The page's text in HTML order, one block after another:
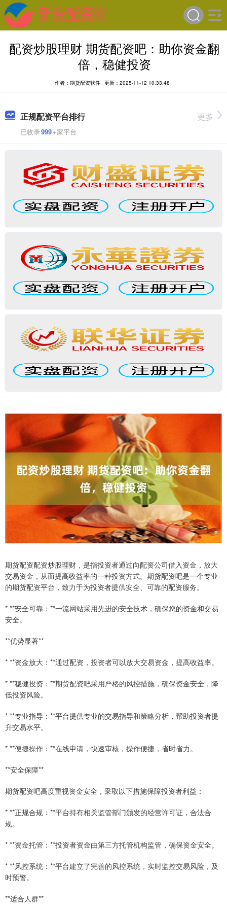
配资炒股理财 期货配资吧：助你资金翻
倍，稳健投资
作者：期货配资软件 更新：2025-11-12 10:33:48
正规配资平台排行
已收录999+家平台
更多
期货配资配资炒股理财，是指投资者通过向配资公司借入资金，放大
交易资金，从而提高收益率的一种投资方式。期货配资吧是一个专业
的期货配资平台，致力于为投资者提供安全、可靠的配资服务。
* **安全可靠：**一流网站采用先进的安全技术，确保您的资金和交易
安全。
**优势显著**
* **资金放大：**通过配资，投资者可以放大交易资金，提高收益率。
* **稳健投资：**期货配资吧采用严格的风控措施，确保资金安全，降
低投资风险。
* **专业指导：**平台提供专业的交易指导和策略分析，帮助投资者提
升交易水平。
* **便捷操作：**在线申请，快速审核，操作便捷，省时省力。
**安全保障**
期货配资吧高度重视资金安全，采取以下措施保障投资者利益：
* **正规合规：**平台持有相关监管部门颁发的经营许可证，合法合
规。
* **资金托管：**投资者资金由第三方托管机构监管，确保资金安全。
* **风控系统：**平台建立了完善的风控系统，实时监控交易风险，及
时预警。
**适合人群**